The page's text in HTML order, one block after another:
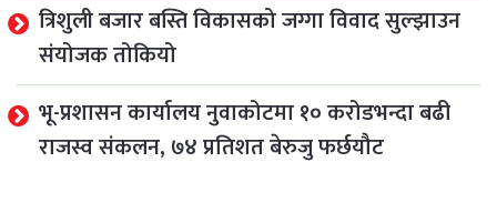
त्रिशुली बजार बस्ति विकासको जग्गा विवाद सुल्झाउन
संयोजक तोकियो
भू-प्रशासन कार्यालय नुवाकोटमा १० करोडभन्दा बढी
राजस्व संकलन, ७४ प्रतिशत बेरुजु फर्छयौट